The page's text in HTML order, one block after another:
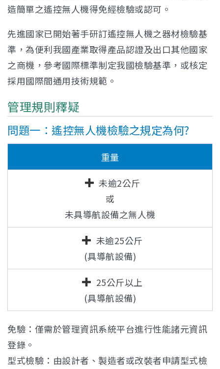
造簡單之遙控無人機得免經檢驗或認可。
先進國家已開始著手研訂遙控無人機之器材檢驗基
準，為便利我國產業取得產品認證及出口其他國家
之商機，參考國際標準制定我國檢驗基準，或核定
採用國際間通用技術規範。
管理規則釋疑
問題一：遙控無人機檢驗之規定為何?
重量
未逾2公斤
或
未具導航設備之無人機
未逾25公斤
(具導航設備)
25公斤以上
(具導航設備)
免驗：僅需於管理資訊系統平台進行性能諸元資訊
登錄。
型式檢驗：由設計者、製造者或改裝者申請型式檢